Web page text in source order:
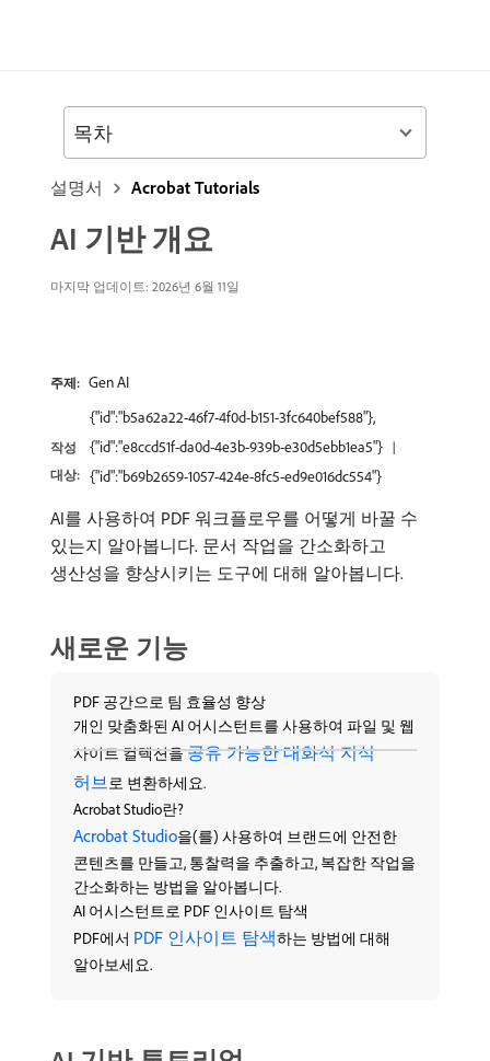
설명서 Acrobat Tutorials
AI 기반 개요
마지막 업데이트: 2026년 6월 11일
주제: Gen AI
작성
대상:
{"id":"b5a62a22-46f7-4f0d-b151-3fc640bef588"},
{"id":"e8ccd51f-da0d-4e3b-939b-e30d5ebb1ea5"}
{"id":"b69b2659-1057-424e-8fc5-ed9e016dc554"}
AI를 사용하여 PDF 워크플로우를 어떻게 바꿀 수
있는지 알아봅니다. 문서 작업을 간소화하고
생산성을 향상시키는 도구에 대해 알아봅니다.
새로운 기능
PDF 공간으로 팀 효율성 향상
개인 맞춤화된 AI 어시스턴트를 사용하여 파일 및 웹
사이트 컬렉션을공유 가능한 대화식 지식
허브로 변환하세요.
Acrobat Studio란?
Acrobat Studio을(를) 사용하여 브랜드에 안전한
콘텐츠를 만들고, 통찰력을 추출하고, 복잡한 작업을
간소화하는 방법을 알아봅니다.
AI 어시스턴트로 PDF 인사이트 탐색
PDF에서 PDF 인사이트 탐색하는 방법에 대해
알아보세요.
목차